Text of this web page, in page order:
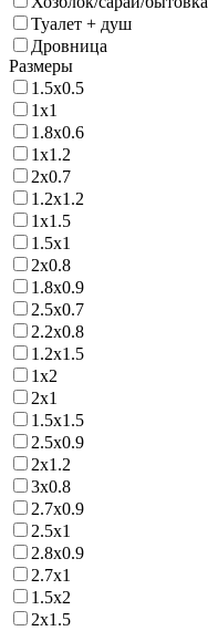
Туалет + душ
Дровница
Размеры
1.5х0.5
1х1
1.8х0.6
1х1.2
2х0.7
1.2х1.2
1х1.5
1.5х1
2х0.8
1.8х0.9
2.5х0.7
2.2х0.8
1.2х1.5
1х2
2х1
1.5х1.5
2.5х0.9
2х1.2
3х0.8
2.7х0.9
2.5х1
2.8х0.9
2.7х1
1.5х2
2х1.5